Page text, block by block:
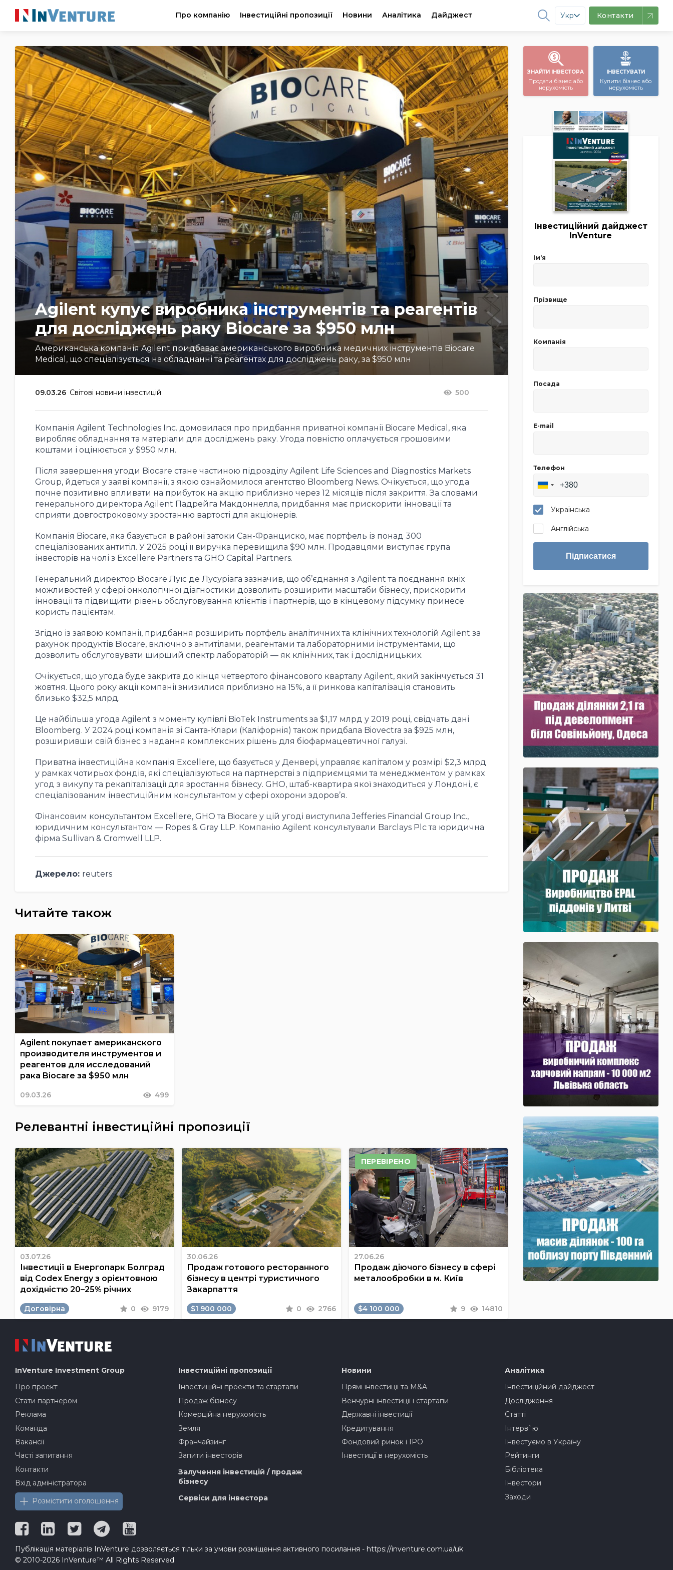
Про компанію Інвестиційні пропозиції Новини Аналітика Дайджест Укр Контакти
Agilent купує виробника інструментів та реагентів
для досліджень раку Biocare за $950 млн
Американська компанія Agilent придбаває американського виробника медичних інструментів Biocare
Medical, що спеціалізується на обладнанні та реагентах для досліджень раку, за $950 млн
09.03.26 Світові новини інвестицій 500
Компанія Agilent Technologies Inc. домовилася про придбання приватної компанії Biocare Medical, яка
виробляє обладнання та матеріали для досліджень раку. Угода повністю оплачується грошовими
коштами і оцінюється у $950 млн.
Після завершення угоди Biocare стане частиною підрозділу Agilent Life Sciences and Diagnostics Markets
Group, йдеться у заяві компанії, з якою ознайомилося агентство Bloomberg News. Очікується, що угода
почне позитивно впливати на прибуток на акцію приблизно через 12 місяців після закриття. За словами
генерального директора Agilent Падрейга Макдоннелла, придбання має прискорити інновації та
сприяти довгостроковому зростанню вартості для акціонерів.
Компанія Biocare, яка базується в районі затоки Сан-Франциско, має портфель із понад 300
спеціалізованих антитіл. У 2025 році її виручка перевищила $90 млн. Продавцями виступає група
інвесторів на чолі з Excellere Partners та GHO Capital Partners.
Генеральний директор Biocare Луїс де Лусуріага зазначив, що об’єднання з Agilent та поєднання їхніх
можливостей у сфері онкологічної діагностики дозволить розширити масштаби бізнесу, прискорити
інновації та підвищити рівень обслуговування клієнтів і партнерів, що в кінцевому підсумку принесе
користь пацієнтам.
Згідно із заявою компанії, придбання розширить портфель аналітичних та клінічних технологій Agilent за
рахунок продуктів Biocare, включно з антитілами, реагентами та лабораторними інструментами, що
дозволить обслуговувати ширший спектр лабораторій — як клінічних, так і дослідницьких.
Очікується, що угода буде закрита до кінця четвертого фінансового кварталу Agilent, який закінчується 31
жовтня. Цього року акції компанії знизилися приблизно на 15%, а її ринкова капіталізація становить
близько $32,5 млрд.
Це найбільша угода Agilent з моменту купівлі BioTek Instruments за $1,17 млрд у 2019 році, свідчать дані
Bloomberg. У 2024 році компанія зі Санта-Клари (Каліфорнія) також придбала Biovectra за $925 млн,
розширивши свій бізнес з надання комплексних рішень для біофармацевтичної галузі.
Приватна інвестиційна компанія Excellere, що базується у Денвері, управляє капіталом у розмірі $2,3 млрд
у рамках чотирьох фондів, які спеціалізуються на партнерстві з підприємцями та менеджментом у рамках
угод з викупу та рекапіталізації для зростання бізнесу. GHO, штаб-квартира якої знаходиться у Лондоні, є
спеціалізованим інвестиційним консультантом у сфері охорони здоров’я.
Фінансовим консультантом Excellere, GHO та Biocare у цій угоді виступила Jefferies Financial Group Inc.,
юридичним консультантом — Ropes & Gray LLP. Компанію Agilent консультували Barclays Plc та юридична
фірма Sullivan & Cromwell LLP.
Джерело: reuters
Читайте також
Agilent покупает американского
производителя инструментов и
реагентов для исследований
рака Biocare за $950 млн
09.03.26 499
Релевантні інвестиційні пропозиції
03.07.26
Інвестиції в Енергопарк Болград
від Codex Energy з орієнтовною
дохідністю 20–25% річних
Договірна 0 9179
30.06.26
Продаж готового ресторанного
бізнесу в центрі туристичного
Закарпаття
$1 900 000 0 2766
ПЕРЕВІРЕНО
27.06.26
Продаж діючого бізнесу в сфері
металообробки в м. Київ
$4 100 000 9 14810
ЗНАЙТИ ІНВЕСТОРА
Продати бізнес або
нерухомість
ІНВЕСТУВАТИ
Купити бізнес або
нерухомість
Інвестиційний дайджест
InVenture
Імʼя
Прізвище
Компанія
Посада
E-mail
Телефон
Українська
Англійська
Підписатися
InVenture Investment Group
Про проект
Стати партнером
Реклама
Команда
Вакансії
Часті запитання
Контакти
Вхід адміністратора
Розмістити оголошення
Інвестиційні пропозиції
Інвестиційні проекти та стартапи
Продаж бізнесу
Комерційна нерухомість
Земля
Франчайзинг
Запити інвесторів
Залучення інвестицій / продаж
бізнесу
Сервіси для інвестора
Новини
Прямі інвестиції та M&A
Венчурні інвестиції і стартапи
Державні інвестиції
Кредитування
Фондовий ринок і IPO
Інвестиції в нерухомість
Аналітика
Інвестиційний дайджест
Дослідження
Статті
Інтерв`ю
Інвестуємо в Україну
Рейтинги
Бібліотека
Інвестори
Заходи
Публікація матеріалів InVenture дозволяється тільки за умови розміщення активного посилання - https://inventure.com.ua/uk
© 2010-2026 InVenture™ All Rights Reserved